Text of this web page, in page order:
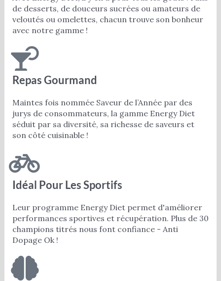
de desserts, de douceurs sucrées ou amateurs de
veloutés ou omelettes, chacun trouve son bonheur
avec notre gamme !
Repas Gourmand
Maintes fois nommée Saveur de l’Année par des
jurys de consommateurs, la gamme Energy Diet
séduit par sa diversité, sa richesse de saveurs et
son côté cuisinable !
Idéal Pour Les Sportifs
Leur programme Energy Diet permet d'améliorer
performances sportives et récupération. Plus de 30
champions titrés nous font confiance - Anti
Dopage Ok !